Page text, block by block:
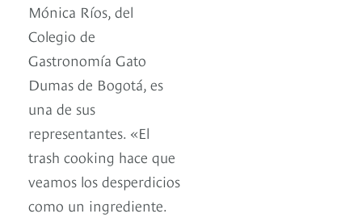
Mónica Ríos, del
Colegio de
Gastronomía Gato
Dumas de Bogotá, es
una de sus
representantes. «El
trash cooking hace que
veamos los desperdicios
como un ingrediente.